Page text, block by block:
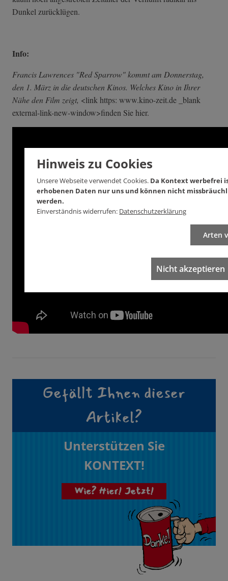
Dunkel zurücklügen.
Info:
Francis Lawrences "Red Sparrow" kommt am Donnerstag,
den 1. März in die deutschen Kinos. Welches Kino in Ihrer
Nähe den Film zeigt, <link https: www.kino-zeit.de _blank
external-link-n­ew-window>finde­n Sie hier.
Gefällt Ihnen dieser
Artikel?
Unterstützen Sie
KONTEXT!
Wie? Hier! Jetzt!
Hinweis zu Cookies
Unsere Webseite verwendet Cookies. Da Kontext werbefrei
erhobenen Daten nur uns und können nicht
werden.
Einverständnis widerrufen: Datenschutzerklärung
Arten
Nicht akzeptieren